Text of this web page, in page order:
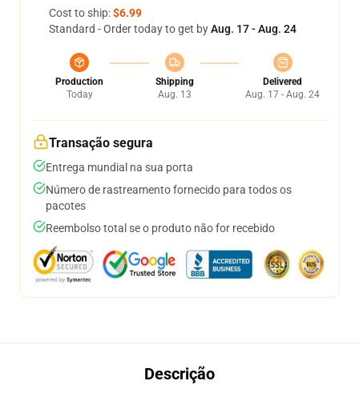
Cost to ship:$6.99
Standard - Order today to get byAug. 17 - Aug. 24
Production
Today
Shipping
Aug. 13
Delivered
Aug. 17 - Aug. 24
Transação segura
Entrega mundial na sua porta
Número de rastreamento fornecido para todos os
pacotes
Reembolso total se o produto não for recebido
Descrição